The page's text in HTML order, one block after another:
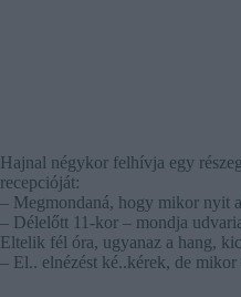
Hajnal négykor felhívja egy
recepcióját:
– Megmondaná, hogy mikor nyit
– Délelőtt 11-kor – mondja
Eltelik fél óra, ugyanaz a hang,
– El.. elnézést ké..kérek, de mikor